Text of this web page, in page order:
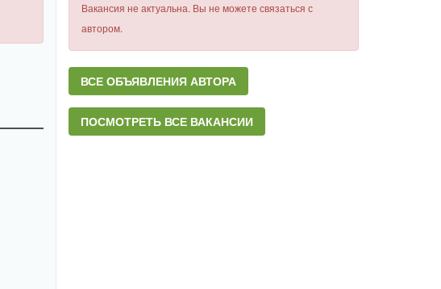
Вакансия не актуальна. Вы не можете связаться с
автором.
ВСЕ ОБЪЯВЛЕНИЯ АВТОРА
ПОСМОТРЕТЬ ВСЕ ВАКАНСИИ